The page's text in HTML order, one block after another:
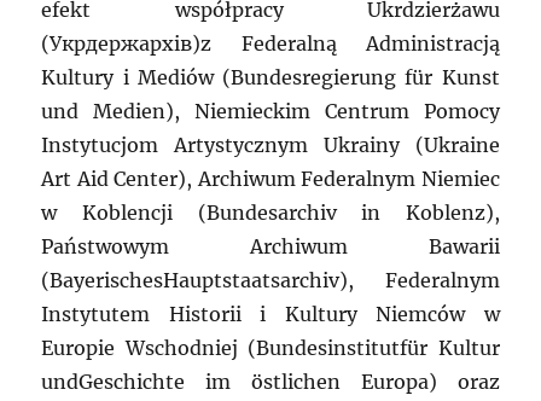
efekt współpracy Ukrdzierżawu
(Укрдержархів)z Federalną Administracją
Kultury i Mediów (Bundesregierung für Kunst
und Medien), Niemieckim Centrum Pomocy
Instytucjom Artystycznym Ukrainy (Ukraine
Art Aid Center), Archiwum Federalnym Niemiec
w Koblencji (Bundesarchiv in Koblenz),
Państwowym Archiwum Bawarii
(BayerischesHauptstaatsarchiv), Federalnym
Instytutem Historii i Kultury Niemców w
Europie Wschodniej (Bundesinstitutfür Kultur
undGeschichte im östlichen Europa) oraz